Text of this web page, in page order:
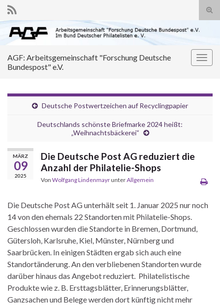
Search for:
AGF: Arbeitsgemeinschaft "Forschung Deutsche
Bundespost" e.V.
Deutsche Postwertzeichen auf Recyclingpapier
Deutschlands schönste Briefmarke 2024 heißt:
„Weihnachtsbäckerei“
MÄRZ
09
2025
Die Deutsche Post AG reduziert die
Anzahl der Philatelie-Shops
Von Wolfgang LindenmayrunterAllgemein
Die Deutsche Post AG unterhält seit 1. Januar 2025 nur noch
14 von den ehemals 22 Standorten mit Philatelie-Shops.
Geschlossen wurden die Standorte in Bremen, Dortmund,
Gütersloh, Karlsruhe, Kiel, Münster, Nürnberg und
Saarbrücken. In einigen Städten ergab sich auch eine
Standortänderung. An den verbliebenen Standorten wurde
darüber hinaus das Angebot reduziert. Philatelistische
Produkte wie z. B. Ersttagsblätter, Erinnerungsblätter,
Ganzsachen und Belege werden dort künftig nicht mehr